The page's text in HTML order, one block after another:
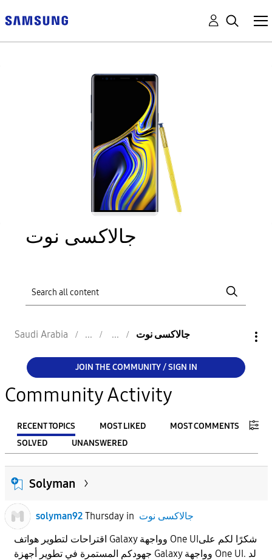
جالاكسى نوت
Saudi Arabia جالاكسى نوت
JOIN THE COMMUNITY / SIGN IN
Community Activity
RECENT TOPICS MOST LIKED
MOST COMMENTS
SOLVED
UNANSWERED
FILTER:
From
To
Solyman
solyman92 Thursdayin جالاكسى نوت
اقتراحات لتطوير هواتف Galaxy وواجهة One UIشكرًا لكم على
جهودكم المستمرة في تطوير أجهزة Galaxy وواجهة One UI. لد